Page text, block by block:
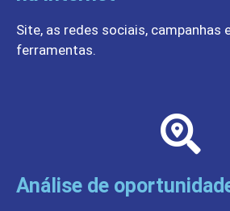
Site, as redes sociais, campanhas
ferramentas.
Análise de